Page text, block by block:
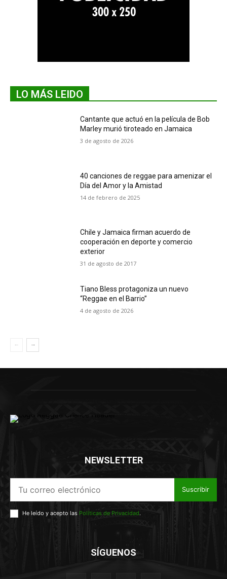
LO MÁS LEIDO
Cantante que actuó en la película de Bob
Marley murió tiroteado en Jamaica
3 de agosto de 2026
40 canciones de reggae para amenizar el
Día del Amor y la Amistad
14 de febrero de 2025
Chile y Jamaica firman acuerdo de
cooperación en deporte y comercio
exterior
31 de agosto de 2017
Tiano Bless protagoniza un nuevo
“Reggae en el Barrio”
4 de agosto de 2026
NEWSLETTER
Suscribir
He leído y acepto las Políticas de Privacidad.
SÍGUENOS